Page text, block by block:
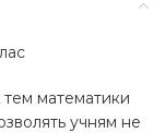
тем математики
учням не